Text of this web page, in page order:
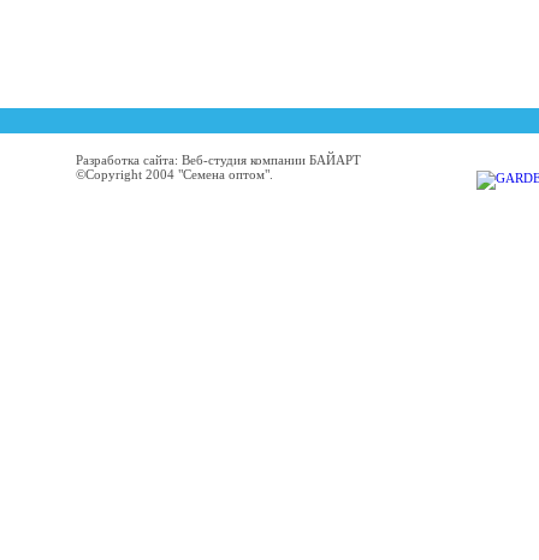
Разработка сайта: Веб-студия компании БАЙАРТ
©Copyright 2004 "Семена оптом".